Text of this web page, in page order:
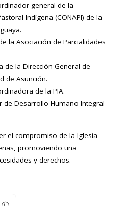
general de la
Indígena (CONAPI) de la
la Asociación de Parcialidades
de la Dirección General de
de Asunción.
de la PIA.
de Desarrollo Humano Integral
el compromiso de la Iglesia
promoviendo una
y derechos.